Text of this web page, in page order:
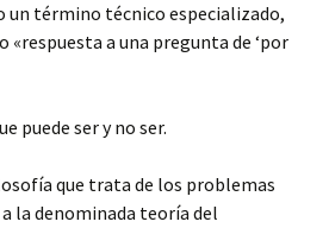
un término técnico especializado,
«respuesta a una pregunta de ‘por
puede ser y no ser.
que trata de los problemas
la denominada teoría del